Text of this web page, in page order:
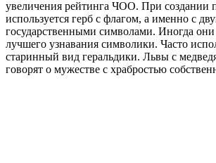
увеличения рейтинга ЧОО. При создании
используется герб с флагом, а именно с
государственными символами. Иногда
лучшего узнавания символики. Часто
старинный вид геральдики. Львы с
говорят о мужестве с храбростью